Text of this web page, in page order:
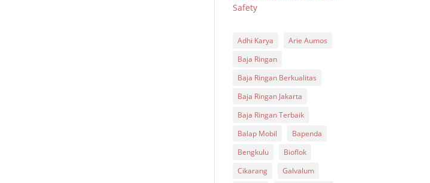
Safety
Adhi Karya
Arie Aumos
Baja Ringan
Baja Ringan Berkualitas
Baja Ringan Jakarta
Baja Ringan Terbaik
Balap Mobil
Bapenda
Bengkulu
Bioflok
Cikarang
Galvalum